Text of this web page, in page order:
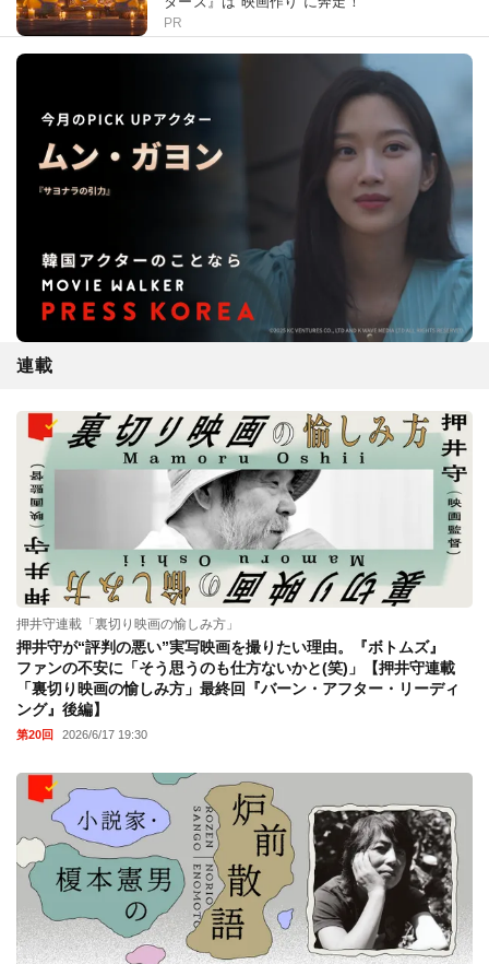
PR
連載
押井守連載「裏切り映画の愉しみ方」
押井守が“評判の悪い”実写映画を撮りたい理由。『ボトムズ』
ファンの不安に「そう思うのも仕方ないかと(笑)」【押井守連載
「裏切り映画の愉しみ方」最終回『バーン・アフター・リーディ
ング』後編】
第20回 2026/6/17 19:30